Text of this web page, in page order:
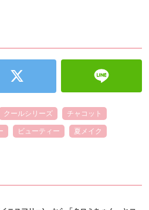
クールシリーズ チャコット
ビューティー 夏メイク